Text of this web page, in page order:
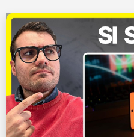
Education
Guide
Quotazioni
Conto IG
Guru Monitor